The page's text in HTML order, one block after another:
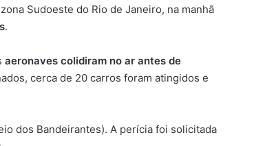
Sudoeste do Rio de Janeiro, na manhã
.
aeronaves colidiram no ar antes de
cerca de 20 carros foram atingidos e
dos Bandeirantes). A perícia foi solicitada